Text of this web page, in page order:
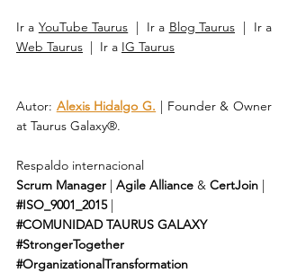
Ir a YouTube Taurus
  |  Ir a
Blog Taurus
Web Taurus
  |  Ir a
IG Taurus
Autor: Alexis Hidalgo G. | Founder & Owner
at Taurus Galaxy®.
Respaldo internacional
Scrum Manager | Agile Alliance & CertJoin |
#ISO_9001_2015 |
#COMUNIDAD TAURUS GALAXY
#StrongerTogether
#OrganizationalTransformation